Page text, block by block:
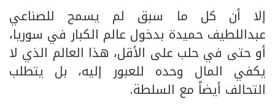
إلا أن كل ما سبق لم يسمح للصناعي
عبداللطيف حميدة بدخول عالم الكبار في سوريا،
أو حتى في حلب على الأقل، هذا العالم الذي لا
يكفي المال وحده للعبور إليه، بل يتطلب
التحالف أيضاً مع السلطة.